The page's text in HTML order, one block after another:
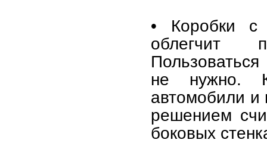
• Коробки с
облегчит
не нужно.
автомобили и
решением
боковых